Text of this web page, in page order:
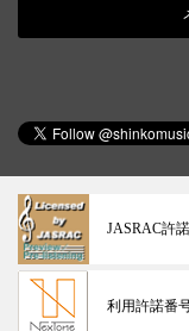
JASRAC許
利用許諾番